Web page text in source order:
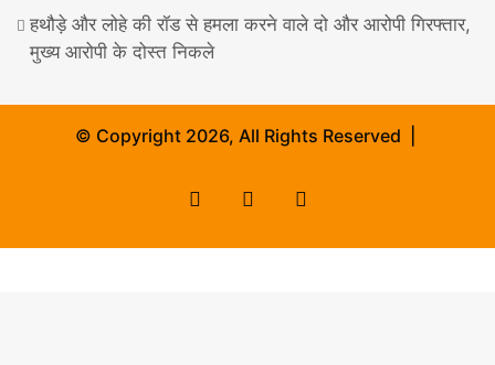
हथौड़े और लोहे की रॉड से हमला करने वाले दो और आरोपी गिरफ्तार,
मुख्य आरोपी के दोस्त निकले
© Copyright 2026, All Rights Reserved |
Facebook